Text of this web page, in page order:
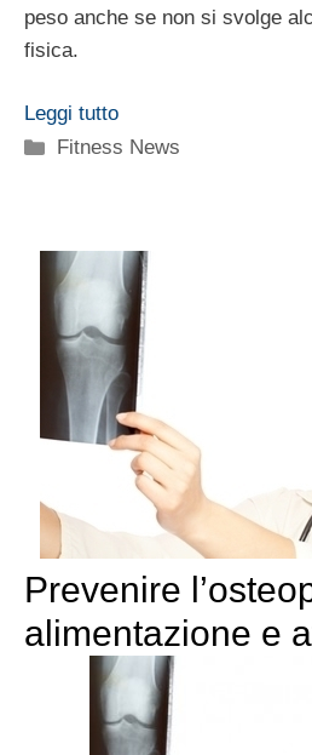
peso anche se non si svolge
fisica.
Leggi tutto
Categorie
Fitness News
Prevenire
alimentazione e